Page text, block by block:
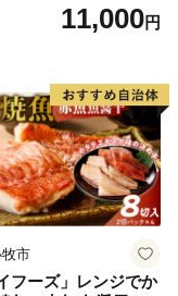
11,000円
市
フーズ」レンジでか